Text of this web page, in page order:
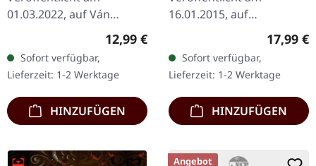
01.03.2022, auf Ván
Records. CD im Jewelcase,
Re-Release. "The Golden
Bough" von Atlantean
Kodex ist eine…
Regulärer Preis:
12,99 €
Sofort verfügbar,
Lieferzeit: 1-2 Werktage
HINZUFÜGEN
16.01.2015, auf
Steamhammer. Limitierte
Auflage als CD im DigiPak
mit Bonus-DVD. Die
deutsche Heavy Metal-
Truppe Alpha…
17,99 €
Sofort verfügbar,
Lieferzeit: 1-2 Werktage
HINZUFÜGEN
Angebot